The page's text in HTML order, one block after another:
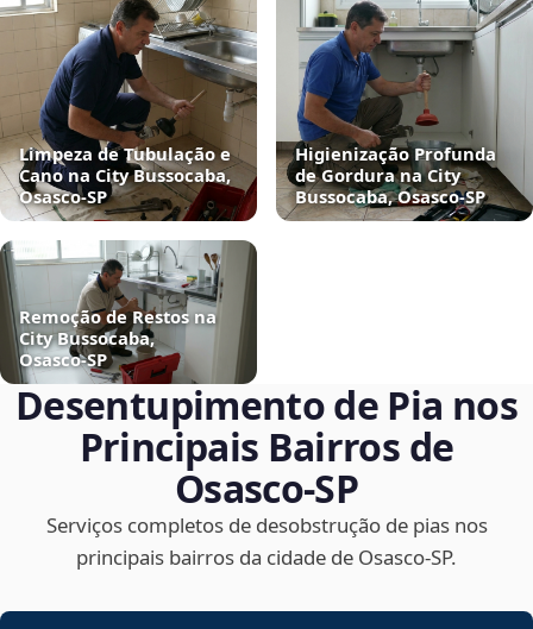
Limpeza de Tubulação e
Cano na City Bussocaba,
Osasco‑SP
Higienização Profunda
de Gordura na City
Bussocaba, Osasco‑SP
Remoção de Restos na
City Bussocaba,
Osasco‑SP
Desentupimento de Pia nos
Principais Bairros de
Osasco‑SP
Serviços completos de desobstrução de pias nos
principais bairros da cidade de Osasco‑SP.